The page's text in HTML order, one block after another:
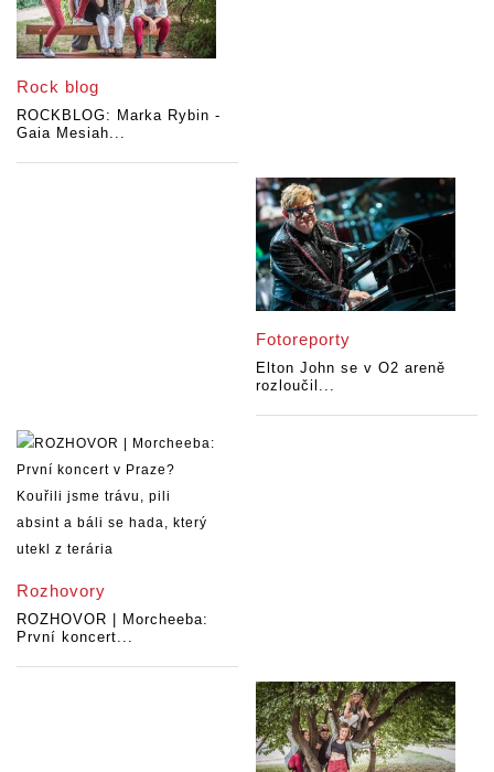
Rock blog
ROCKBLOG: Marka Rybin -
Gaia Mesiah...
Fotoreporty
Elton John se v O2 areně
rozloučil...
Rozhovory
ROZHOVOR | Morcheeba:
První koncert...